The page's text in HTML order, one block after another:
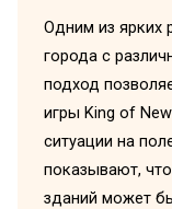
Одним из ярких
города с
подход
игры King of
ситуации на
показывают,
зданий может